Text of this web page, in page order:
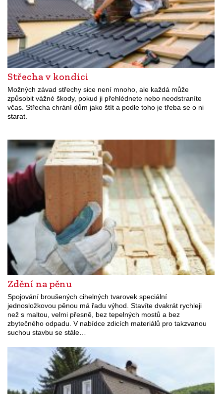
Střecha v kondici
Možných závad střechy sice není mnoho, ale každá může
způsobit vážné škody, pokud ji přehlédnete nebo neodstraníte
včas. Střecha chrání dům jako štít a podle toho je třeba se o ni
starat.
Zdění na pěnu
Spojování broušených cihelných tvarovek speciální
jednosložkovou pěnou má řadu výhod. Stavíte dvakrát rychleji
než s maltou, velmi přesně, bez tepelných mostů a bez
zbytečného odpadu. V nabídce zdicích materiálů pro takzvanou
suchou stavbu se stále…